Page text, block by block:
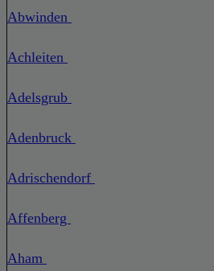
Abwinden
Achleiten
Adelsgrub
Adenbruck
Adrischendorf
Affenberg
Aham